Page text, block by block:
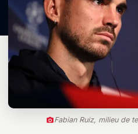
Fabian Ruiz, milieu de